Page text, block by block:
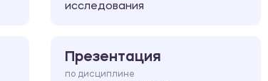
исследования
Презентация
по дисциплине